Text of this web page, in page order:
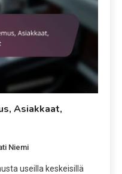
Asiakkaat,
Niemi
useilla keskeisillä